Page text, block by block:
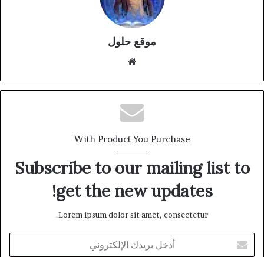
موقع حلول
With Product You Purchase
Subscribe to our mailing list to
get the new updates!
Lorem ipsum dolor sit amet, consectetur.
بريدك